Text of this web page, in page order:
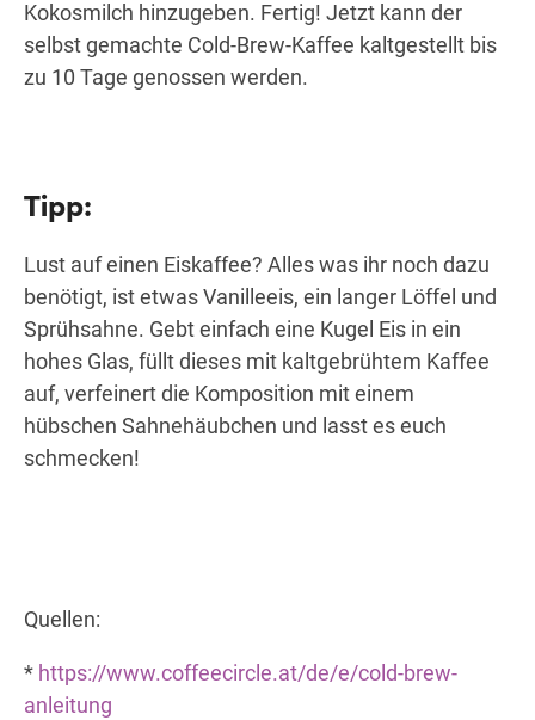
Kokosmilch hinzugeben. Fertig! Jetzt kann der
selbst gemachte Cold-Brew-Kaffee kaltgestellt bis
zu 10 Tage genossen werden.
Tipp:
Lust auf einen Eiskaffee? Alles was ihr noch dazu
benötigt, ist etwas Vanilleeis, ein langer Löffel und
Sprühsahne. Gebt einfach eine Kugel Eis in ein
hohes Glas, füllt dieses mit kaltgebrühtem Kaffee
auf, verfeinert die Komposition mit einem
hübschen Sahnehäubchen und lasst es euch
schmecken!
Quellen:
* https://www.coffeecircle.at/de/e/cold-brew-
anleitung